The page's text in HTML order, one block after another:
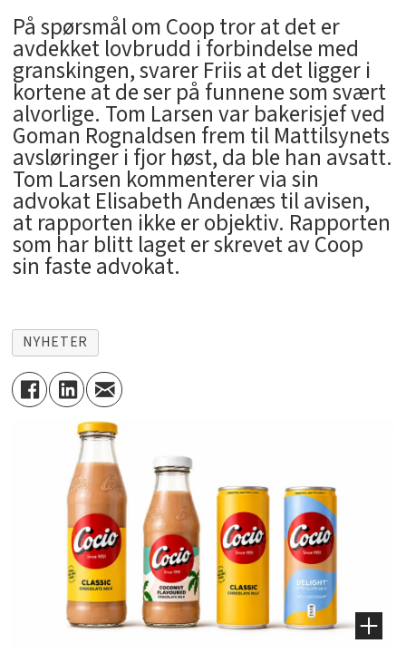
På spørsmål om Coop tror at det er
avdekket lovbrudd i forbindelse med
granskingen, svarer Friis at det ligger i
kortene at de ser på funnene som svært
alvorlige. Tom Larsen var bakerisjef ved
Goman Rognaldsen frem til Mattilsynets
avsløringer i fjor høst, da ble han avsatt.
Tom Larsen kommenterer via sin
advokat Elisabeth Andenæs til avisen,
at rapporten ikke er objektiv. Rapporten
som har blitt laget er skrevet av Coop
sin faste advokat.
NYHETER